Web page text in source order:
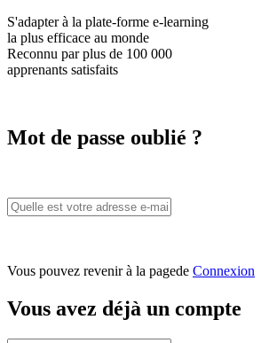
S'adapter à la plate-forme e-learning
la plus efficace au monde
Reconnu par plus de 100 000
apprenants satisfaits
Mot de passe oublié ?
Vous pouvez revenir à la pagede Connexion
Vous avez déjà un compte